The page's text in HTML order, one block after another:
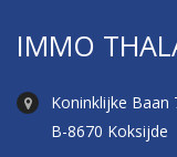
IMMO
Koninklijke Baan
B-8670 Koksijde